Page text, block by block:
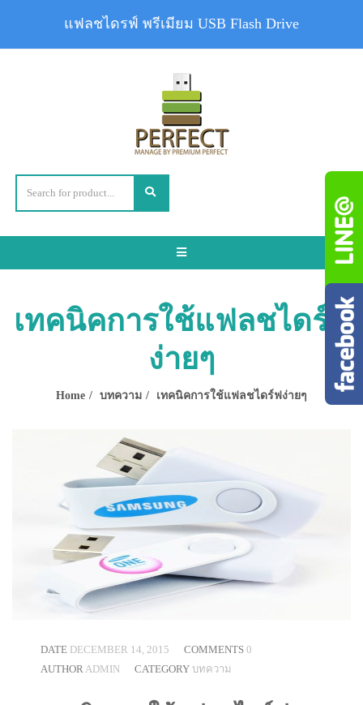
Toggle
เทคนิคการใช้แฟลชไดร์ฟ
ง่ายๆ
Home บทความ เทคนิคการใช้แฟลชไดร์ฟง่ายๆ
DATE DECEMBER 14, 2015 COMMENTS 0
AUTHORADMIN CATEGORY บทความ
แฟลชไดรฟ์ พรีเมียม USB Flash Drive